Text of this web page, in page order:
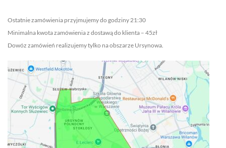
Ostatnie zamówienia przyjmujemy do godziny 21:30
Minimalna kwota zamówienia z dostawą do klienta – 45zł
Dowóz zamówień realizujemy tylko na obszarze Ursynowa.